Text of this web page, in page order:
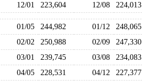
12/01 223,604 12/08
01/05 244,982 01/12
02/02 250,988 02/09
03/01 239,745 03/08
04/05 228,531 04/12